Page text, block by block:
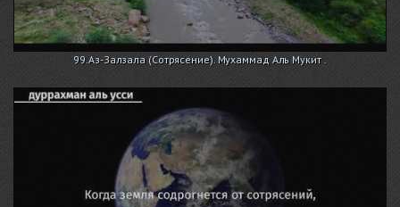
99.Аз-Залзала (Сотрясение). Мухаммад Аль Мукит .